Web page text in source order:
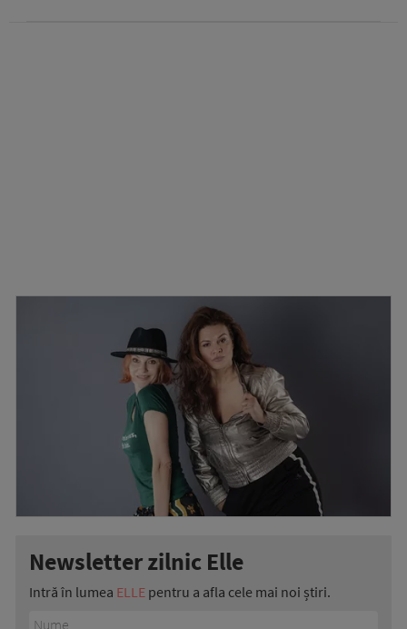
Newsletter zilnic Elle
Intră în lumea ELLE pentru a afla cele mai noi știri.